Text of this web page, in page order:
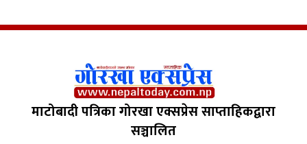
माटोबादी पत्रिका गोरखा एक्सप्रेस साप्ताहिकद्वारा
सञ्चालित